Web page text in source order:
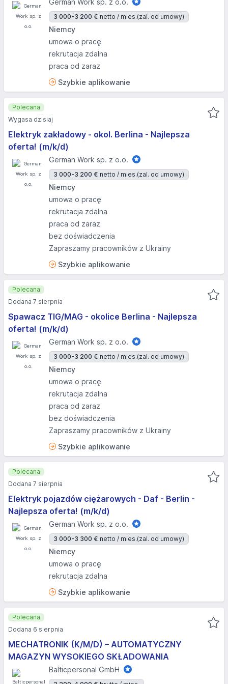
3 000-3 200 € netto / mies.(zal. od umowy)
Niemcy
umowa o pracę
rekrutacja zdalna
praca od zaraz
Szybkie aplikowanie
Elektryk zakładowy - okol. Berlina - Najlepsza
oferta! (m/k/d)
German Work sp. z o.o.
3 000-3 200 € netto / mies.(zal. od umowy)
Niemcy
umowa o pracę
rekrutacja zdalna
praca od zaraz
bez doświadczenia
Zapraszamy pracowników z Ukrainy
Szybkie aplikowanie
Polecana
Wygasa dzisiaj
Spawacz TIG/MAG - okolice Berlina - Najlepsza
oferta! (m/k/d)
German Work sp. z o.o.
3 000-3 200 € netto / mies.(zal. od umowy)
Niemcy
umowa o pracę
rekrutacja zdalna
praca od zaraz
bez doświadczenia
Zapraszamy pracowników z Ukrainy
Szybkie aplikowanie
Polecana
Dodana 7 sierpnia
Elektryk pojazdów ciężarowych - Daf - Berlin -
Najlepsza oferta! (m/k/d)
German Work sp. z o.o.
3 000-3 300 € netto / mies.(zal. od umowy)
Niemcy
umowa o pracę
rekrutacja zdalna
Szybkie aplikowanie
Polecana
Dodana 7 sierpnia
MECHATRONIK (K/M/D) – AUTOMATYCZNY
MAGAZYN WYSOKIEGO SKŁADOWANIA
Balticpersonal GmbH
Polecana
Dodana 6 sierpnia